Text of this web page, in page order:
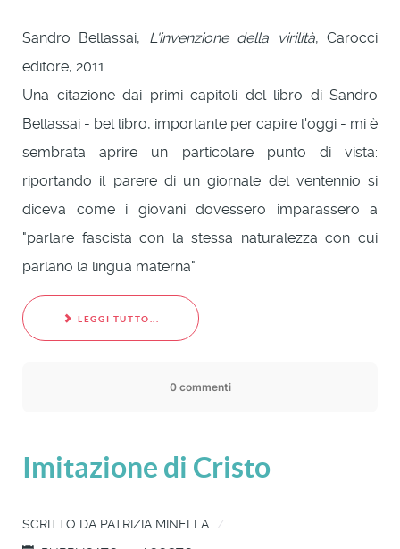
Sandro Bellassai, L'invenzione della virilità, Carocci
editore, 2011
Una citazione dai primi capitoli del libro di Sandro
Bellassai - bel libro, importante per capire l'oggi - mi è
sembrata aprire un particolare punto di vista:
riportando il parere di un giornale del ventennio si
diceva come i giovani dovessero imparassero a
"parlare fascista con la stessa naturalezza con cui
parlano la lingua materna".
LEGGI TUTTO...
0 commenti
Imitazione di Cristo
SCRITTO DA PATRIZIA MINELLA